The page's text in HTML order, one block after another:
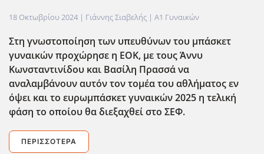
18 Οκτωβρίου 2024 | Γιάννης Σιαβελής | Α1 Γυναικών
Στη γνωστοποίηση των υπευθύνων του μπάσκετ
γυναικών προχώρησε η ΕΟΚ, με τους Άννυ
Κωνσταντινίδου και Βασίλη Πρασσά να
αναλαμβάνουν αυτόν τον τομέα του αθλήματος εν
όψει και το ευρωμπάσκετ γυναικών 2025 η τελική
φάση το οποίου θα διεξαχθεί στο ΣΕΦ.
ΠΕΡΙΣΣΌΤΕΡΑ